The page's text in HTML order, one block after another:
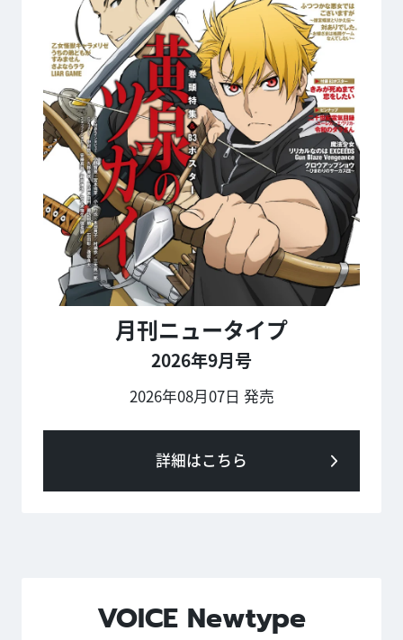
月刊ニュータイプ
2026年9月号
2026年08月07日 発売
詳細はこちら
VOICE Newtype